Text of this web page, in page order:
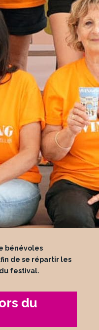
bénévoles
de se répartir les
festival.
du